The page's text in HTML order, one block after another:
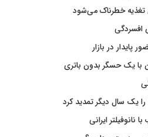
تغذیه خطرناک می‌شود
افسردگی
پایدار در بازار
با یک حسگر بدون باتری